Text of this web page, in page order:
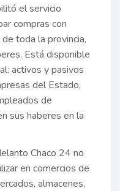
el servicio
compras con
toda la provincia,
Está disponible
activos y pasivos
del Estado,
de
sus haberes en la
Chaco 24 no
en comercios de
almacenes,